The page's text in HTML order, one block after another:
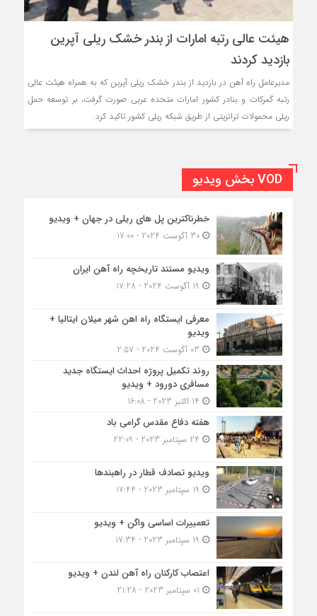
هیئت عالی رتبه امارات از بندر خشک ریلی آپرین
بازدید کردند
مدیرعامل راه آهن در بازدید از بندر خشک ریلی آپرین که به همراه هیئت عالی
رتبه گمرکات و بنادر کشور امارات متحده عربی صورت گرفت، بر توسعه حمل
ریلی محمولات ترانزیتی از طریق شبکه ریلی کشور تاکید کرد.
VOD بخش ویدیو
خطرناکترین پل های ریلی در جهان + ویدیو
30 آگوست 2024 - 17:00
ویدیو مستند تاریخچه راه آهن ایران
معرفی ایستگاه راه اهن شهر میلان ایتالیا +
ویدیو
روند تکمیل پروژه احداث ایستگاه جدید
مسافری دورود + ویدیو
هفته دفاع مقدس گرامی باد
ویدیو تصادف قطار در راهبندها
تعمییرات اساسی واگن + ویدیو
اعتصاب کارکنان راه آهن لندن + ویدیو